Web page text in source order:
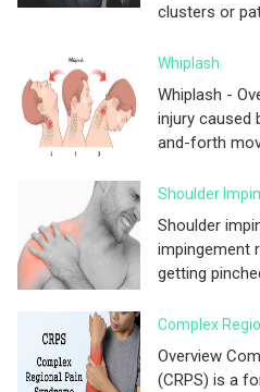
clusters or
Whiplash
Whiplash -
injury caused
and-forth
Shoulder
Shoulder
impingement
getting
Complex
Overview
(CRPS) is a